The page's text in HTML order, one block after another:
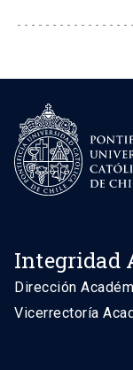
Integridad
Dirección
Vicerrectoría